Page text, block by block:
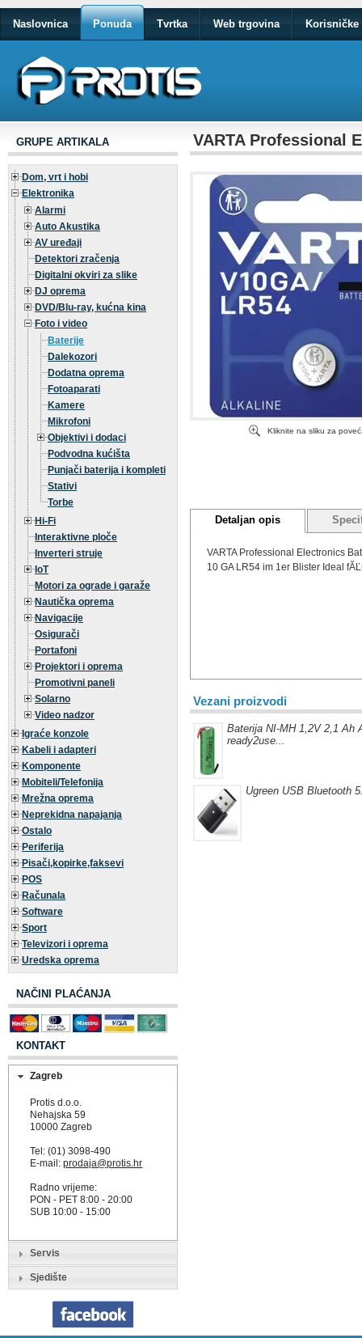
Naslovnica Ponuda Tvrtka Web trgovina Korisničke
GRUPE ARTIKALA
Dom, vrt i hobi
Elektronika
Alarmi
Auto Akustika
AV uređaji
Detektori zračenja
Digitalni okviri za slike
DJ oprema
DVD/Blu-ray, kućna kina
Foto i video
Baterije
Dalekozori
Dodatna oprema
Fotoaparati
Kamere
Mikrofoni
Objektivi i dodaci
Podvodna kućišta
Punjači baterija i kompleti
Stativi
Torbe
Hi-Fi
Interaktivne ploče
Inverteri struje
IoT
Motori za ograde i garaže
Nautička oprema
Navigacije
Osigurači
Portafoni
Projektori i oprema
Promotivni paneli
Solarno
Video nadzor
Igraće konzole
Kabeli i adapteri
Komponente
Mobiteli/Telefonija
Mrežna oprema
Neprekidna napajanja
Ostalo
Periferija
Pisači,kopirke,faksevi
POS
Računala
Software
Sport
Televizori i oprema
Uredska oprema
NAČINI PLAĆANJA
KONTAKT
Zagreb
Protis d.o.o.
Nehajska 59
10000 Zagreb
Tel: (01) 3098-490
E-mail:prodaja@protis.hr
Radno vrijeme:
PON - PET 8:00 - 20:00
SUB 10:00 - 15:00
Servis
Sjedište
VARTA Professional
Kliknite na sliku za
Detaljan opis
VARTA Professional Electronics
10 GA LR54 im 1er Blister Ideal
Vezani proizvodi
Baterija NI-MH 1,2V 2,1 Ah
ready2use...
Ugreen USB Bluetooth